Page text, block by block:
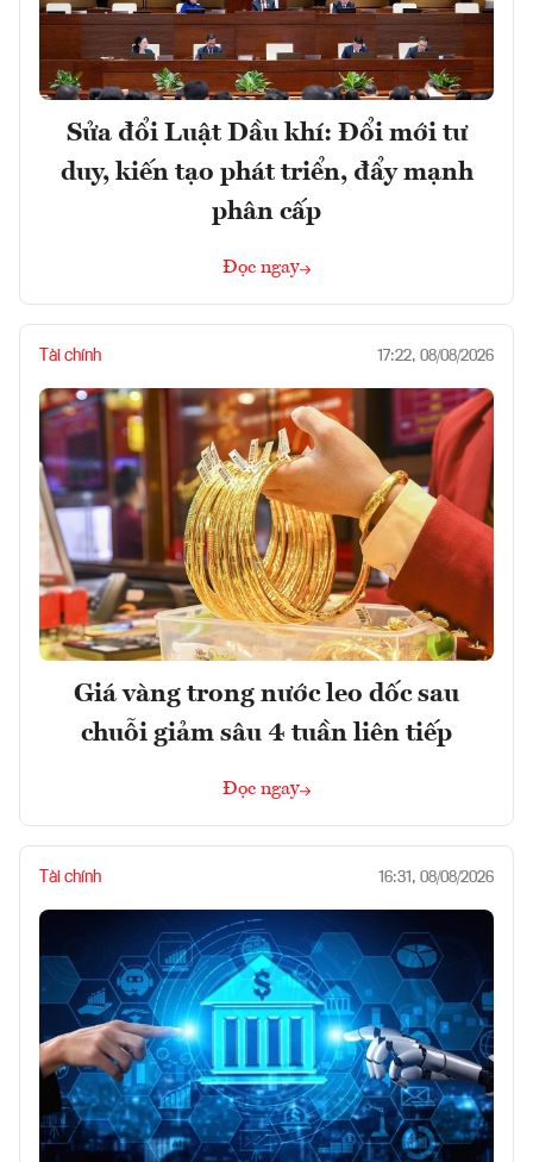
Sửa đổi Luật Dầu khí: Đổi mới tư
duy, kiến tạo phát triển, đẩy mạnh
phân cấp
Đọc ngay
Tài chính 17:22, 08/08/2026
Giá vàng trong nước leo dốc sau
chuỗi giảm sâu 4 tuần liên tiếp
Đọc ngay
Tài chính 16:31, 08/08/2026